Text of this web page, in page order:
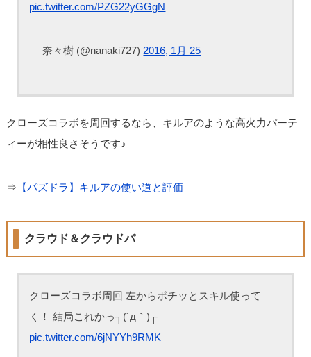
pic.twitter.com/PZG22yGGgN
— 奈々樹 (@nanaki727) 2016, 1月 25
クローズコラボを周回するなら、キルアのような高火力パーテ
ィーが相性良さそうです♪
⇒ 【パズドラ】キルアの使い道と評価
クラウド＆クラウドパ
クローズコラボ周回 左からポチッとスキル使って
く！ 結局これかっ┐(´д｀)┌
pic.twitter.com/6jNYYh9RMK